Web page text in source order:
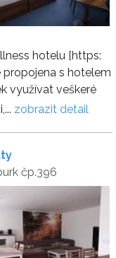
hotelu [https:
s hotelem
využívat veškeré
zobrazit detail
čp.396